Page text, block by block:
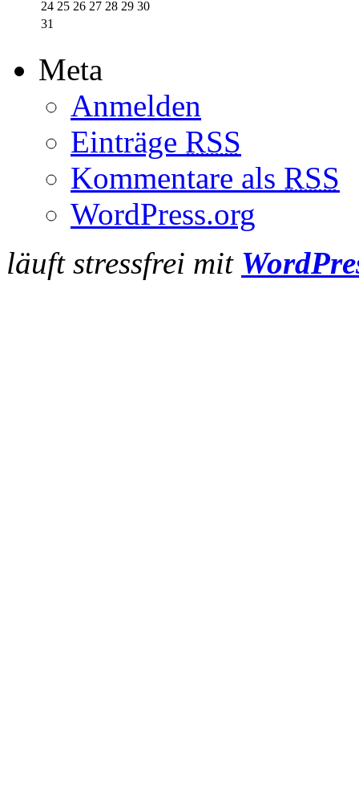
24 25 26 27 28 29 30
31
Meta
Anmelden
Einträge RSS
Kommentare als RSS
WordPress.org
läuft stressfrei mit